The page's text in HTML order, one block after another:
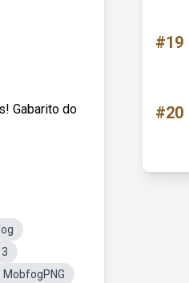
Gabarito do
MobfogPNG
#19
#20